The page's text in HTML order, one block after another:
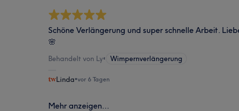
Schöne Verlängerung und super schnelle Arbeit.
🌸
Behandelt von Ly• Wimpernverlängerung
Linda•vor 6 Tagen
Mehr anzeigen...